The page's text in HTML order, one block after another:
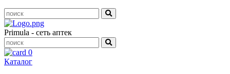
Primula - сеть аптек
0
Каталог